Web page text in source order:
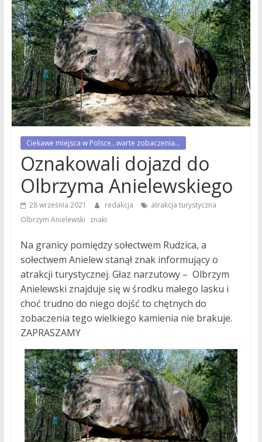
Wielkopolska,
Polska
Ciekawe miejsca w Polsce...warte zobaczenia...
Oznakowali dojazd do
Olbrzyma Anielewskiego
28 września 2021 redakcja atrakcja turystyczna
Olbrzym Anielewski znaki
Na granicy pomiędzy sołectwem Rudzica, a
sołectwem Anielew stanął znak informujący o
atrakcji turystycznej. Głaz narzutowy – Olbrzym
Anielewski znajduje się w środku małego lasku i
choć trudno do niego dojść to chętnych do
zobaczenia tego wielkiego kamienia nie brakuje.
ZAPRASZAMY